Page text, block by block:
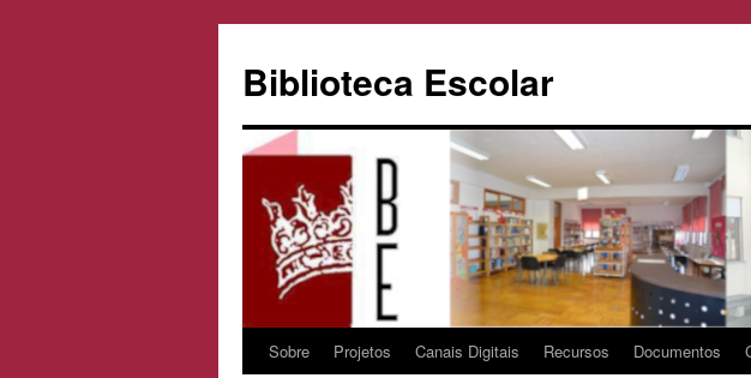
Biblioteca Escolar
Saltar
Sobre Projetos Canais Digitais Recursos Documentos